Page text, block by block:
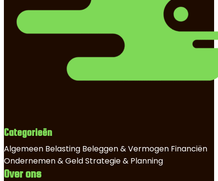
Categorieën
Algemeen Belasting Beleggen & Vermogen Financiën
Ondernemen & GeldStrategie & Planning
Over ons